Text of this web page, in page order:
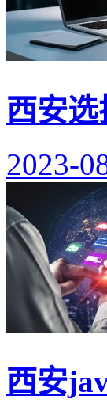
西安
2023-
西安